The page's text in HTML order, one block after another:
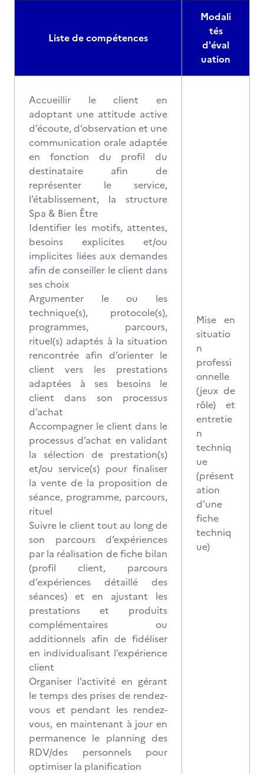
Liste de compétences
Modali
tés
d'éval
uation
Accueillir le client en
adoptant une attitude active
d’écoute, d’observation et une
communication orale adaptée
en fonction du profil du
destinataire afin de
représenter le service,
l’établissement, la structure
Spa & Bien Être
Identifier les motifs, attentes,
besoins explicites et/ou
implicites liées aux demandes
afin de conseiller le client dans
ses choix
Argumenter le ou les
technique(s), protocole(s),
programmes, parcours,
rituel(s) adaptés à la situation
rencontrée afin d’orienter le
client vers les prestations
adaptées à ses besoins le
client dans son processus
d’achat
Accompagner le client dans le
processus d’achat en validant
la sélection de prestation(s)
et/ou service(s) pour finaliser
la vente de la proposition de
séance, programme, parcours,
rituel
Suivre le client tout au long de
son parcours d’expériences
par la réalisation de fiche bilan
(profil client, parcours
d’expériences détaillé des
séances) et en ajustant les
prestations et produits
complémentaires ou
additionnels afin de fidéliser
en individualisant l’expérience
client
Organiser l’activité en gérant
le temps des prises de rendez-
vous et pendant les rendez-
vous, en maintenant à jour en
permanence le planning des
RDV/des personnels pour
optimiser la planification
Mise en
situatio
n
professi
onnelle
(jeux de
rôle) et
entretie
n
techniq
ue
(présent
ation
d’une
fiche
techniq
ue)